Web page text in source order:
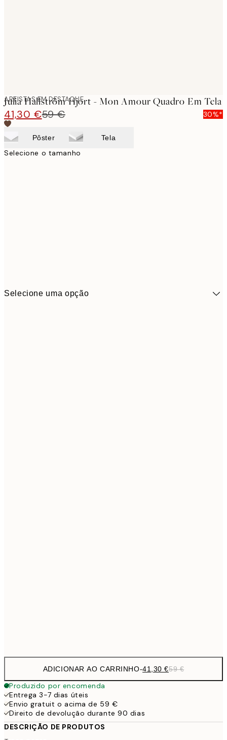
ARTISTAS EM DESTAQUE
Julia Hallström Hjort - Mon Amour Quadro Em Tela
41,30 €59 € 30%*
Pôster Tela
Selecione o tamanho
Selecione uma opção
ADICIONAR AO CARRINHO-41,30 €59 €
Produzido por encomenda
Entrega 3-7 dias úteis
Envio gratuit o acima de 59 €
Direito de devolução durante 90 dias
DESCRIÇÃO DE PRODUTOS